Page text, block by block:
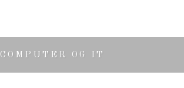
COMPUTER OG IT